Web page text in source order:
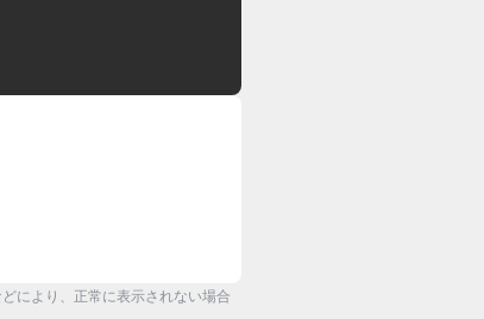
により、正常に表示されない場合